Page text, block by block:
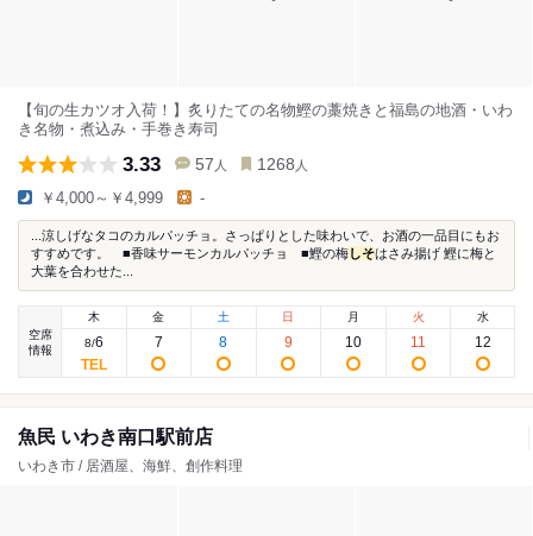
【旬の生カツオ入荷！】炙りたての名物鰹の藁焼きと福島の地酒・いわ
き名物・煮込み・手巻き寿司
3.33 57 人 1268 人
￥4,000～￥4,999 -
...涼しげなタコのカルパッチョ。さっぱりとした味わいで、お酒の一品目にもお
すすめです。 ■香味サーモンカルパッチョ ■鰹の梅 しそはさみ揚げ 鰹に梅と
大葉を合わせた...
空席
情報
木
8/6
金
7
土
8
日
9
月
10
火
11
水
12
魚民 いわき南口駅前店
いわき市 / 居酒屋、海鮮、創作料理